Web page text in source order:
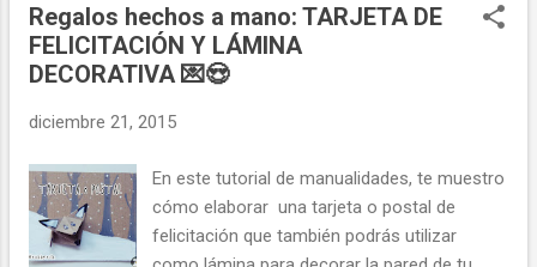
otro de tu preferencia. - Un bolígrafo de tinta
líquida negra. - Un rotulador dorado - Tijeras
y una troqueladora ¡Espero que te haya
como este, visita mi canal de Youtube .
▼▼▼▼▼▼▼▼▼▼▼▼▼▼▼▼▼▼▼
▼▼▼▼▼▼▼▼▼▼▼▼▼▼▼▼▼▼▼
▼▼▼ ✉Escríbeme a *nicabernita*
Regalos hechos a mano: TARJETA DE
FELICITACIÓN Y LÁMINA
DECORATIVA 💌😍
diciembre 21, 2015
En este tutorial de manualidades, te muestro
cómo elaborar una tarjeta o postal de
felicitación que también podrás utilizar